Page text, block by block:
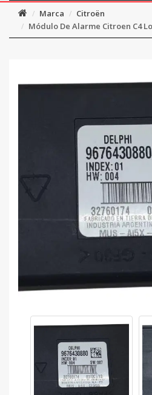
Marca
Citroën
Módulo De Alarme Citroen C4